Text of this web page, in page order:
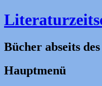
Bücher abseits
Hauptmenü